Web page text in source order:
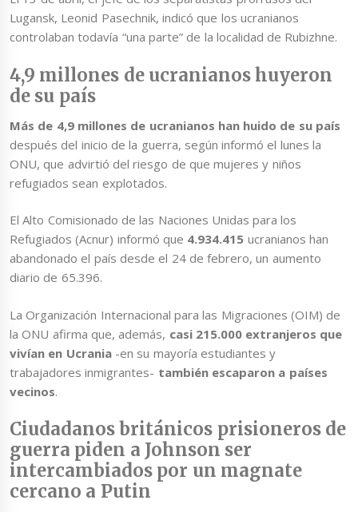
Lugansk, Leonid Pasechnik, indicó que los ucranianos
controlaban todavía “una parte” de la localidad de Rubizhne.
4,9 millones de ucranianos huyeron
de su país
Más de 4,9 millones de ucranianos han huido de su país
después del inicio de la guerra, según informó el lunes la
ONU, que advirtió del riesgo de que mujeres y niños
refugiados sean explotados.
El Alto Comisionado de las Naciones Unidas para los
Refugiados (Acnur) informó que 4.934.415 ucranianos han
abandonado el país desde el 24 de febrero, un aumento
diario de 65.396.
La Organización Internacional para las Migraciones (OIM) de
la ONU afirma que, además, casi 215.000 extranjeros que
vivían en Ucrania-en su mayoría estudiantes y
trabajadores inmigrantes- también escaparon a países
vecinos.
Ciudadanos británicos prisioneros de
guerra piden a Johnson ser
intercambiados por un magnate
cercano a Putin